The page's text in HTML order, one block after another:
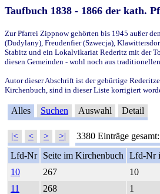
Taufbuch 1838 - 1866 der kath.
Zur Pfarrei Zippnow gehörten bis 1945 außer
(Dudylany), Freudenfier (Szwecja),
Stabitz und ein Lokalvikariat Rederitz mit der
diesen Gemeinden - wohl noch aus
Autor dieser Abschrift ist der gebürtige
Kirchenbuch, sind in dieser Liste korrigiert
Alles Suchen Auswahl Detail
|< < > >| 3380 Einträge gesamt:
Lfd-Nr
Seite im Kirchenbuch Lfd-Nr
10
267 10
11
268 1